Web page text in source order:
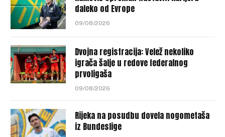
daleko od Evrope
09/08/2026
Dvojna registracija: Velež nekoliko
igrača šalje u redove federalnog
prvoligaša
09/08/2026
Rijeka na posudbu dovela nogometaša
iz Bundeslige